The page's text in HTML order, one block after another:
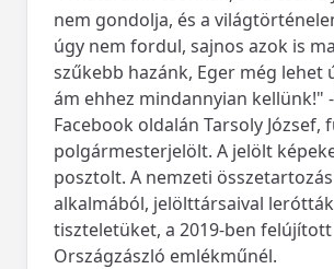
nem gondolja, és a
úgy nem fordul, sajnos azok is
szűkebb hazánk, Eger még lehet
ám ehhez mindannyian kellünk!"
Facebook oldalán Tarsoly József,
polgármesterjelölt. A jelölt
posztolt. A nemzeti
alkalmából, jelölttársaival lerótták
tiszteletüket, a 2019-ben felújított
Országzászló emlékműnél.